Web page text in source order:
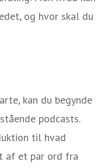
og hvor skal du
kan du begynde
podcasts.
til hvad
af et par ord fra